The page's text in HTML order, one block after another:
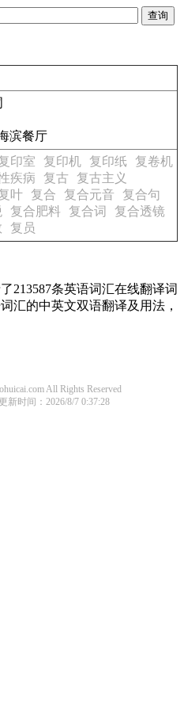
滨餐厅
印室 复印机 复印纸
复卷机
疾病 复古
复古主义
叶 复合 复合元音
复合句
复合肥料 复合词
复合透镜
复员
213587条英语词汇在线翻译词
汇的中英文双语翻译及用法，
All Rights Reserved
新时间：2026/8/7 0:37:28